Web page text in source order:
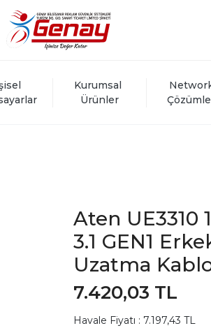
Kurumsal
Ürünler
Aten UE3310
3.1 GEN1
Uzatma
7.420,03 TL
Havale Fiyatı : 7.197,43 TL